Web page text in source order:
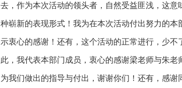
去，作为本次活动的领头者，自然受益匪浅，这意
种崭新的表现形式！我为在本次活动付出努力的本
示衷心的感谢！还有，这个活动的正常进行，少不
此，我代表本部门成员，衷心的感谢梁老师与朱老
为我们做出的指导与付出，谢谢你们！还有，感谢